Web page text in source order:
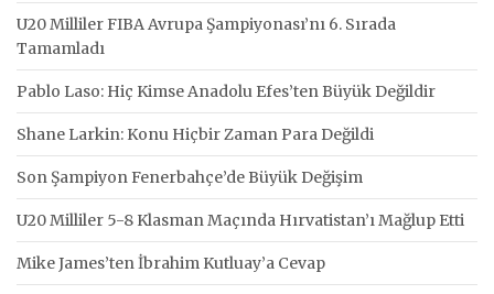
U20 Milliler FIBA Avrupa Şampiyonası’nı 6. Sırada
Tamamladı
Pablo Laso: Hiç Kimse Anadolu Efes’ten Büyük Değildir
Shane Larkin: Konu Hiçbir Zaman Para Değildi
Son Şampiyon Fenerbahçe’de Büyük Değişim
U20 Milliler 5-8 Klasman Maçında Hırvatistan’ı Mağlup Etti
Mike James’ten İbrahim Kutluay’a Cevap